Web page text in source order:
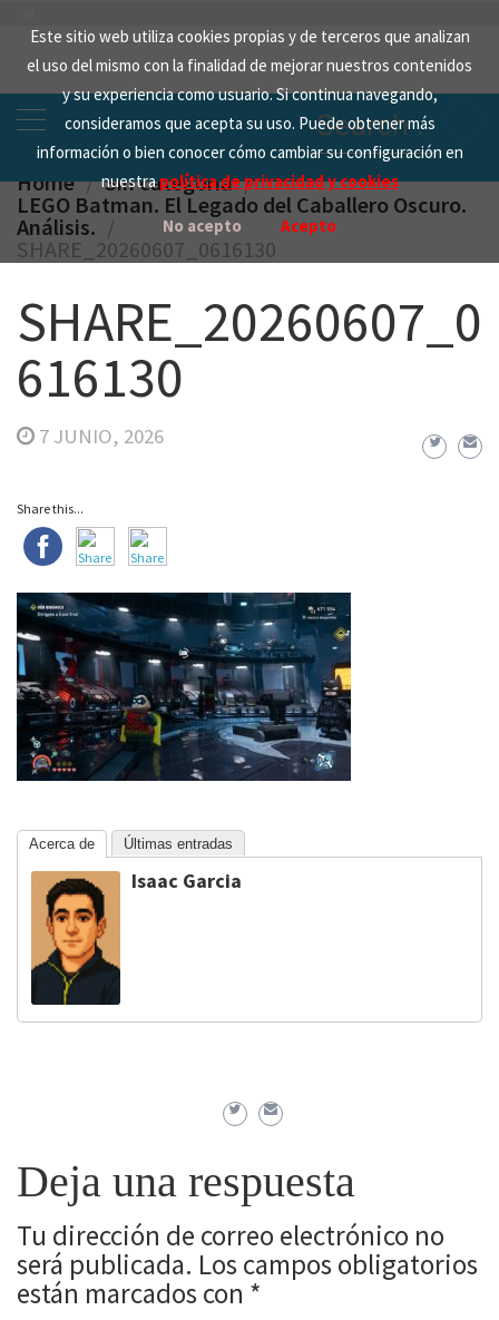
Este sitio web utiliza cookies propias y de terceros que analizan
el uso del mismo con la finalidad de mejorar nuestros contenidos
y su experiencia como usuario. Si continua navegando,
consideramos que acepta su uso. Puede obtener más
información o bien conocer cómo cambiar su configuración en
nuestrapolítica de privacidad y cookies
No acepto Acepto
content
Search
for:
Home Sin categoría
LEGO Batman. El Legado del Caballero Oscuro.
Análisis.
SHARE_20260607_0616130
SHARE_20260607_0
616130
7 JUNIO, 2026
Share this...
Acerca de Últimas entradas
Isaac Garcia
Deja una respuesta
Tu dirección de correo electrónico no
será publicada. Los campos obligatorios
están marcados con *